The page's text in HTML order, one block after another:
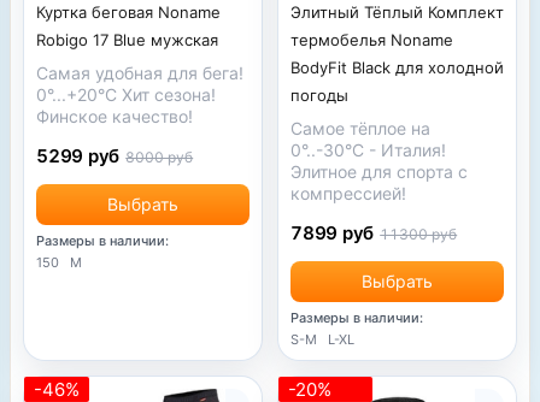
Куртка беговая Noname
Robigo 17 Blue мужская
Самая удобная для бега!
0°...+20°С Хит сезона!
Финское качество!
Выбрать
5299 руб 8000 руб
Размеры в наличии:
150
M
Элитный Тёплый Комплект
термобелья Noname
BodyFit Black для холодной
погоды
Самое тёплое на
0°..-30°С - Италия!
Элитное для спорта с
компрессией!
Выбрать
7899 руб 11300 руб
Размеры в наличии:
S-M
L-XL
-46%
-20%